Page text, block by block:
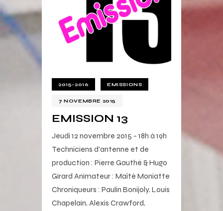
2015-2016 EMISSIONS
7 NOVEMBRE 2015
EMISSION 13
Jeudi 12 novembre 2015 - 18h à 19h
Techniciens d'antenne et de
production : Pierre Gauthé & Hugo
Girard Animateur : Maïté Moniatte
Chroniqueurs : Paulin Bonijoly, Louis
Chapelain, Alexis Crawford,